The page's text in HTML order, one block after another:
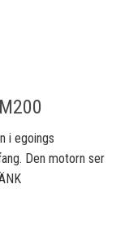
i egoings
Den motorn ser